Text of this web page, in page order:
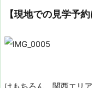
【現地での見学予約
はもちろん、関西エリ